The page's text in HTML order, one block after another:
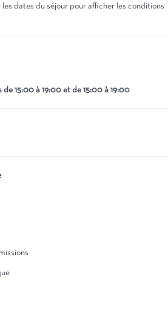
les dates du séjour pour afficher les conditions
de 15:00 à 19:00 et de 15:00 à 19:00